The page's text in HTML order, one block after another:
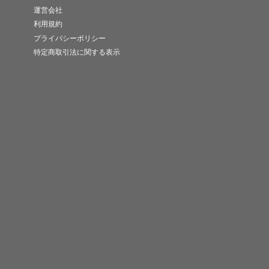
運営会社
利用規約
プライバシーポリシー
特定商取引法に関する表示